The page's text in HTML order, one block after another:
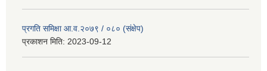
प्रगति समिक्षा आ.व.२०७९ / ०८० (संक्षेप)
प्रकाशन मिति: 2023-09-12